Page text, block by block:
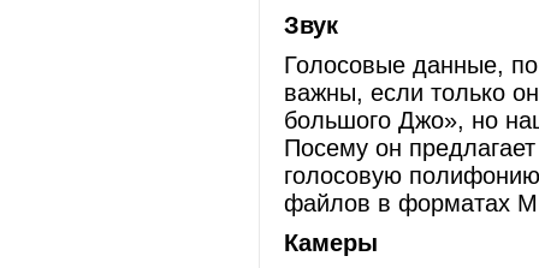
Звук
Голосовые данные,
важны, если только
большого Джо», но
Посему он
голосовую
файлов в форматах
Камеры